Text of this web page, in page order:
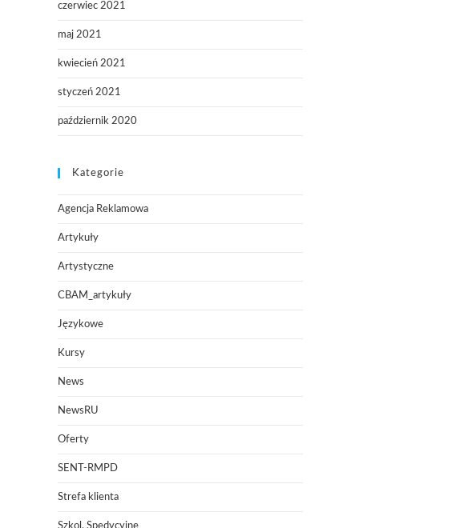
czerwiec 2021
maj 2021
kwiecień 2021
styczeń 2021
październik 2020
Kategorie
Agencja Reklamowa
Artykuły
Artystyczne
CBAM_artykuły
Językowe
Kursy
News
NewsRU
Oferty
SENT-RMPD
Strefa klienta